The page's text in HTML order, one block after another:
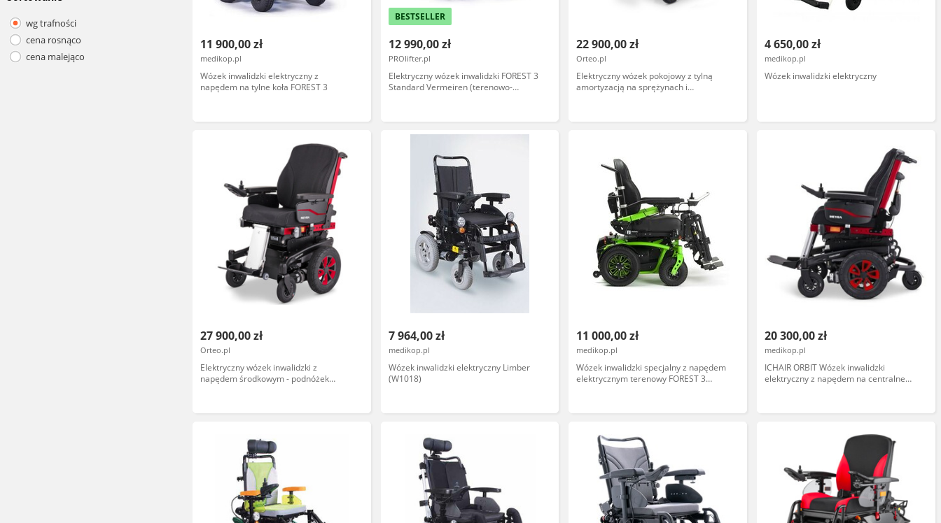
wg trafności
cena rosnąco
cena malejąco
11 900,00 zł
medikop.pl
Wózek inwalidzki elektryczny z
napędem na tylne koła FOREST 3
BESTSELLER
12 990,00 zł
PROlifter.pl
Elektryczny wózek inwalidzki FOREST 3
Standard Vermeiren (terenowo-
22 900,00 zł
Orteo.pl
Elektryczny wózek pokojowy z tylną
amortyzacją na sprężynach i
i odchylane
4 650,00 zł
medikop.pl
Wózek inwalidzki elektryczny
27 900,00 zł
Orteo.pl
Elektryczny wózek inwalidzki z
napędem środkowym - podnóżek
pomieszczeniach, wy
7 964,00 zł
medikop.pl
Wózek inwalidzki elektryczny Limber
(W1018)
11 000,00 zł
medikop.pl
Wózek inwalidzki specjalny z napędem
elektrycznym terenowy FOREST 3
20 300,00 zł
medikop.pl
ICHAIR ORBIT Wózek inwalidzki
elektryczny z napędem na centralne